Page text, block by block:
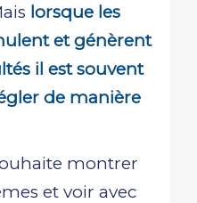
lorsque les
et génèrent
il est souvent
de manière
montrer
et voir avec